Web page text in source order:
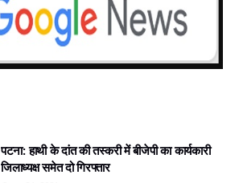
पटना: हाथी के दांत की तस्करी में बीजेपी का कार्यकारी
जिलाध्यक्ष समेत दो गिरफ्तार